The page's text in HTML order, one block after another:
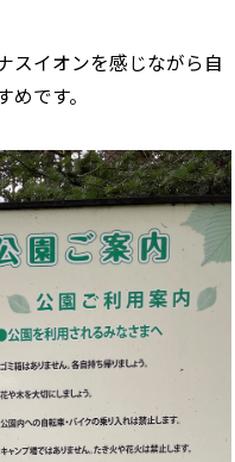
スイオンを感じながら自
です。